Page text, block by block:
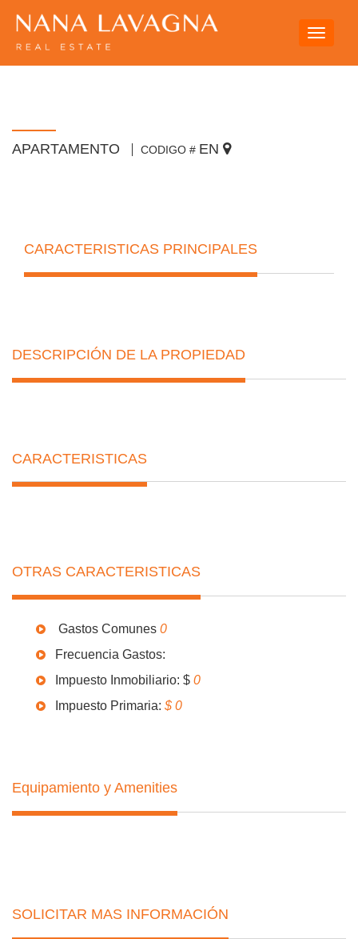
Toggle
APARTAMENTO CODIGO # EN
CARACTERISTICAS PRINCIPALES
DESCRIPCIÓN DE LA PROPIEDAD
CARACTERISTICAS
OTRAS CARACTERISTICAS
Gastos Comunes 0
Frecuencia Gastos:
Impuesto Inmobiliario: $ 0
Impuesto Primaria: $ 0
Equipamiento y Amenities
SOLICITAR MAS INFORMACIÓN